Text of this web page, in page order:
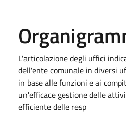
L'articolazione degli uffici
dell'ente comunale in diversi
in base alle funzioni e ai
un'efficace gestione delle
efficiente delle resp